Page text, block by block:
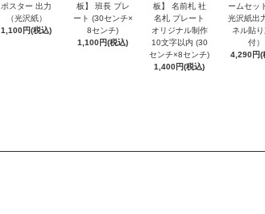
ポスター 出力
（光沢紙）
1,100円(税込)
板】 班長 プレ
ート (30センチ×
8センチ)
1,100円(税込)
板】 名前札 社
名札 プレート
オリジナル制作
10文字以内 (30
センチ×8センチ)
1,400円(税込)
ームセッ
光沢紙出
ネル貼
付）
4,290円(